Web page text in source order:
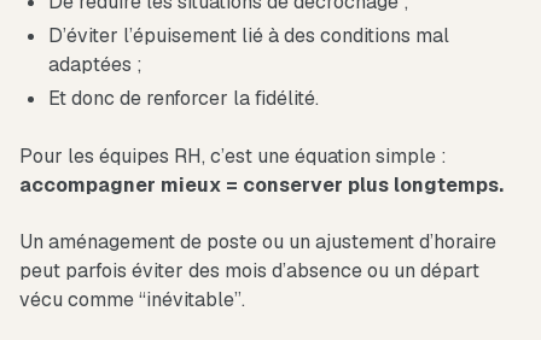
D’éviter l’épuisement lié à des conditions mal
adaptées ;
Et donc de renforcer la fidélité.
Pour les équipes RH, c’est une équation simple :
accompagner mieux = conserver plus longtemps.
Un aménagement de poste ou un ajustement d’horaire
peut parfois éviter des mois d’absence ou un départ
vécu comme “inévitable”.